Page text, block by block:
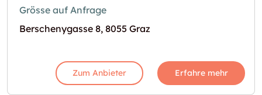
Grösse auf Anfrage
Berschenygasse 8, 8055 Graz
Zum Anbieter Erfahre mehr